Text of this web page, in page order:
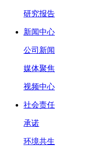
研究报告
新闻中心
公司新闻
媒体聚焦
视频中心
社会责任
承诺
环境共生